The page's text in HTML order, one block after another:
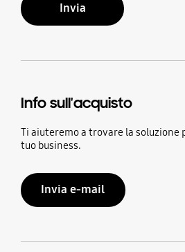
Invia
Info sull'acquisto
Ti aiuteremo a trovare la soluzione
tuo business.
Invia e-mail